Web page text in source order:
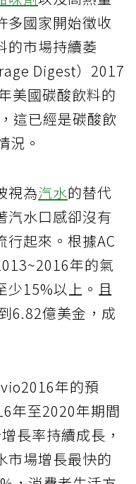
多國家開始徵收
的市場持續萎
Digest）2017
美國碳酸飲料的
這已經是碳酸飲
況。
視為汽水的替代
汽水口感卻沒有
行起來。根據AC
年的氣
少15%以上。且
6.82億美金，成
年的預
年至2020年期間
長率持續成長，
市場增長最快的